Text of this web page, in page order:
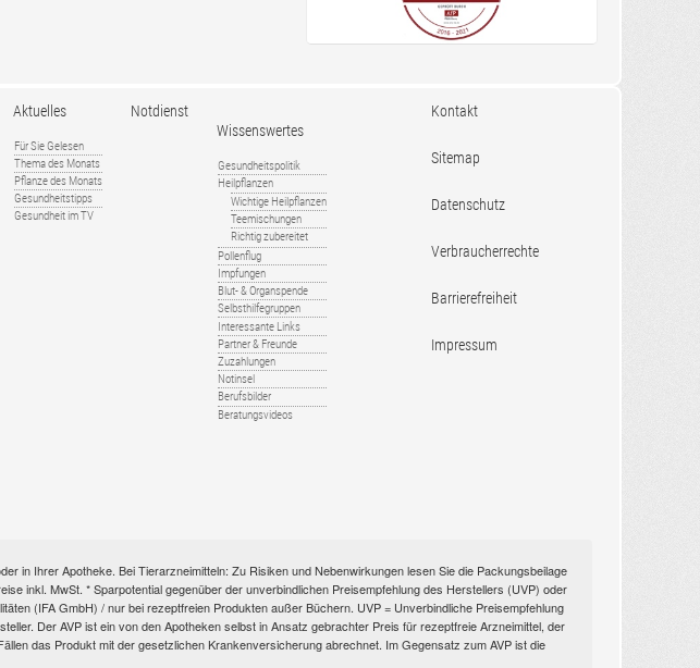
Aktuelles
Für Sie Gelesen
Thema des Monats
Pflanze des Monats
Gesundheitstipps
Gesundheit im TV
Notdienst
Wissenswertes
Gesundheitspolitik
Heilpflanzen
Wichtige Heilpflanzen
Teemischungen
Richtig zubereitet
Pollenflug
Impfungen
Blut- & Organspende
Selbsthilfegruppen
Interessante Links
Partner & Freunde
Zuzahlungen
Notinsel
Berufsbilder
Beratungsvideos
Kontakt
Sitemap
Datenschutz
Verbraucherrechte
Barrierefreiheit
Impressum
in Ihrer Apotheke. Bei Tierarzneimitteln: Zu Risiken und Nebenwirkungen lesen Sie die Packungsbeilage
inkl. MwSt. * Sparpotential gegenüber der unverbindlichen Preisempfehlung des Herstellers (UVP) oder
(IFA GmbH) / nur bei rezeptfreien Produkten außer Büchern. UVP = Unverbindliche Preisempfehlung
Der AVP ist ein von den Apotheken selbst in Ansatz gebrachter Preis für rezeptfreie Arzneimittel, der
das Produkt mit der gesetzlichen Krankenversicherung abrechnet. Im Gegensatz zum AVP ist die